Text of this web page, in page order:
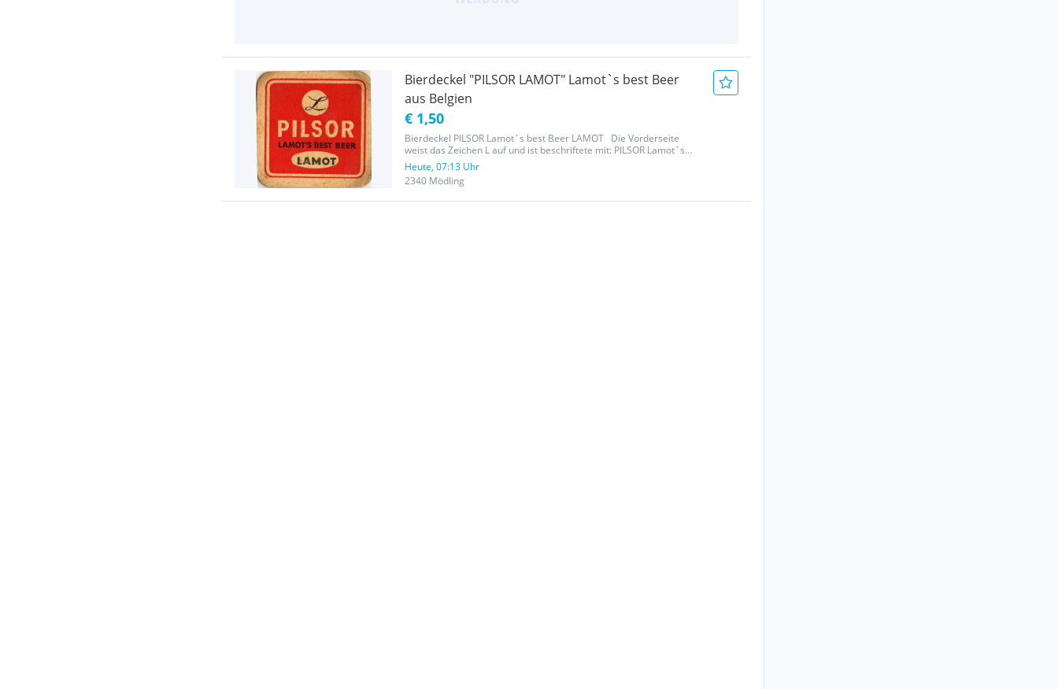
Bierdeckel "PILSOR LAMOT" Lamot`s best Beer
aus Belgien
€ 1,50
Bierdeckel PILSOR Lamot`s best Beer LAMOT Die Vorderseite
weist das Zeichen L auf und ist beschriftete mit: PILSOR Lamot`s
best Beer LAMOT aus Belgien Die Rückseite ist leer! Größe: 9,5 x
9,5 cm im Quadrat Die Ware wurde von mir nach besten Wissen...
Heute, 07:13 Uhr
2340 Mödling